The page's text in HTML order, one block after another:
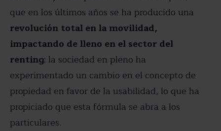
que en los últimos años se ha producido una
revolución total en la movilidad,
impactando de lleno en el sector del
renting: la sociedad en pleno ha
experimentado un cambio en el concepto de
propiedad en favor de la usabilidad, lo que ha
propiciado que esta fórmula se abra a los
particulares.